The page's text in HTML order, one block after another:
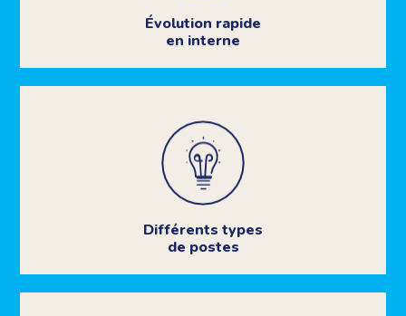
Évolution rapide
en interne
Différents types
de postes